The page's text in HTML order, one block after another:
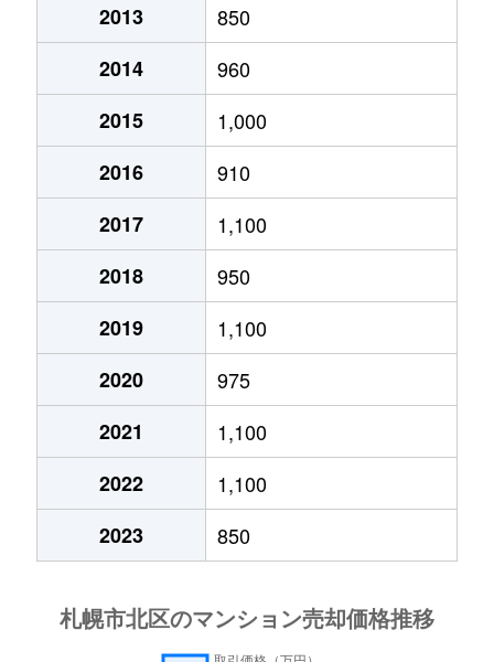
あいの里２条
210万円
あいの里２条
320万円
あいの里２条
100万円
あいの里２条
550万円
あいの里２条
1,600万円
あいの里２条
1,500万円
あいの里２条
100万円
あいの里２条
200万円
あいの里２条
850万円
あいの里２条
550万円
あいの里２条
600万円
あいの里２条
あいの里教育大
あいの里３条
1,300万円 あいの里教育大
2013
850
2014
960
2015
1,000
2016
910
2017
1,100
2018
950
2019
1,100
2020
975
2021
1,100
2022
1,100
2023
850